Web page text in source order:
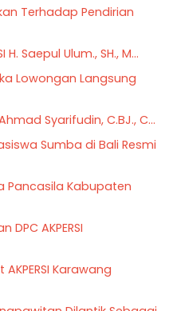
Terhadap Pendirian
H. Saepul Ulum., SH., M...
Lowongan Langsung
Syarifudin, C.BJ., C...
Sumba di Bali Resmi
Pancasila Kabupaten
AKPERSI
Karawang